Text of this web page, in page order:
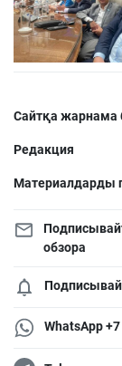
Сайтқа жарнама
Редакция
Материалдарды
обзора
WhatsApp